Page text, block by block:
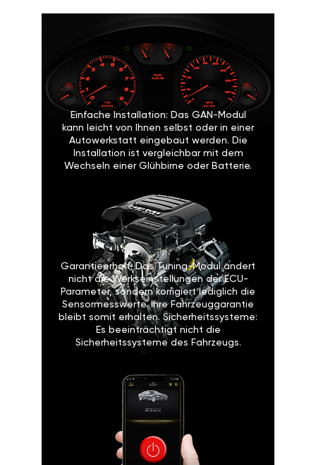
Einfache Installation: Das GAN-Modul
kann leicht von Ihnen selbst oder in einer
Autowerkstatt eingebaut werden. Die
Installation ist vergleichbar mit dem
Wechseln einer Glühbirne oder Batterie.
Garantieerhalt: Das Tuning-Modul ändert
nicht die Werkseinstellungen der ECU-
Parameter, sondern korrigiert lediglich die
Sensormesswerte. Ihre Fahrzeuggarantie
bleibt somit erhalten. Sicherheitssysteme:
Es beeinträchtigt nicht die
Sicherheitssysteme des Fahrzeugs.